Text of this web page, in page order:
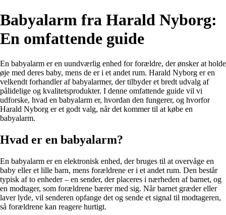
Babyalarm fra Harald Nyborg:
En omfattende guide
En babyalarm er en uundværlig enhed for forældre, der ønsker at holde
øje med deres baby, mens de er i et andet rum. Harald Nyborg er en
velkendt forhandler af babyalarmer, der tilbyder et bredt udvalg af
pålidelige og kvalitetsprodukter. I denne omfattende guide vil vi
udforske, hvad en babyalarm er, hvordan den fungerer, og hvorfor
Harald Nyborg er et godt valg, når det kommer til at købe en
babyalarm.
Hvad er en babyalarm?
En babyalarm er en elektronisk enhed, der bruges til at overvåge en
baby eller et lille barn, mens forældrene er i et andet rum. Den består
typisk af to enheder – en sender, der placeres i nærheden af barnet, og
en modtager, som forældrene bærer med sig. Når barnet græder eller
laver lyde, vil senderen opfange det og sende et signal til modtageren,
så forældrene kan reagere hurtigt.